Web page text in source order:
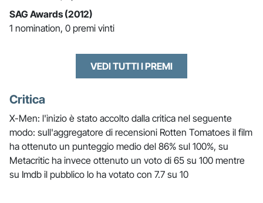
SAG Awards (2012)
1 nomination, 0 premi vinti
VEDI TUTTI I PREMI
Critica
X-Men: l'inizio è stato accolto dalla critica nel seguente
modo: sull'aggregatore di recensioni Rotten Tomatoes il film
ha ottenuto un punteggio medio del 86% sul 100%, su
Metacritic ha invece ottenuto un voto di 65 su 100 mentre
su Imdb il pubblico lo ha votato con 7.7 su 10